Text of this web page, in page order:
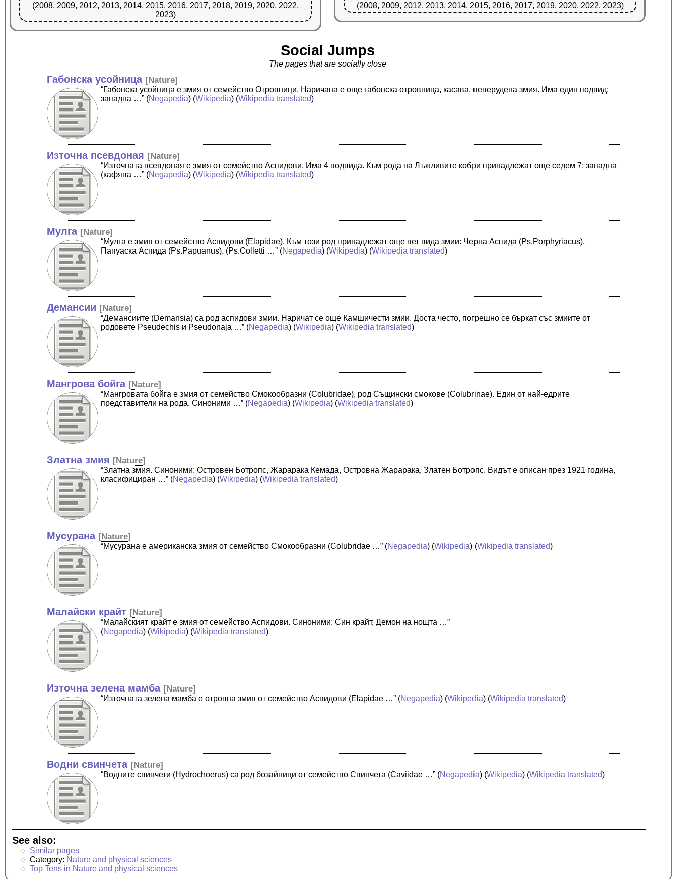
(2008, 2009, 2012, 2013, 2014, 2015, 2016, 2017, 2018, 2019, 2020, 2022,
2023)
(2008, 2009, 2012, 2013, 2014, 2015, 2016, 2017, 2019, 2020, 2022, 2023)
Social Jumps
The pages that are socially close
Габонска усойница [Nature]
“Габонска усойница е змия от семейство Отровници. Наричана е още габонска отровница, касава, пеперудена змия. Има един подвид:
западна …” (Negapedia) (Wikipedia) (Wikipedia translated)
Източна псевдоная [Nature]
“Източната псевдоная е змия от семейство Аспидови. Има 4 подвида. Към рода на Лъжливите кобри принадлежат още седем 7: западна
(кафява …” (Negapedia) (Wikipedia) (Wikipedia translated)
Мулга [Nature]
“Мулга е змия от семейство Аспидови (Elapidae). Към този род принадлежат още пет вида змии: Черна Аспида (Ps.Porphyriacus),
Папуаска Аспида (Ps.Papuanus), (Ps.Colletti …” (Negapedia) (Wikipedia) (Wikipedia translated)
Демансии [Nature]
“Демансиите (Demansia) са род аспидови змии. Наричат се още Камшичести змии. Доста често, погрешно се бъркат със змиите от
родовете Pseudechis и Pseudonaja …” (Negapedia) (Wikipedia) (Wikipedia translated)
Мангрова бойга [Nature]
“Мангровата бойга е змия от семейство Смокообразни (Colubridae), род Същински смокове (Colubrinae). Един от най-едрите
представители на рода. Синоними …” (Negapedia) (Wikipedia) (Wikipedia translated)
Златна змия [Nature]
“Златна змия. Синоними: Островен Ботропс, Жарарака Кемада, Островна Жарарака, Златен Ботропс. Видът е описан през 1921 година,
класифициран …” (Negapedia) (Wikipedia) (Wikipedia translated)
Мусурана [Nature]
“Мусурана е американска змия от семейство Смокообразни (Colubridae …” (Negapedia) (Wikipedia) (Wikipedia translated)
Малайски крайт [Nature]
“Малайският крайт е змия от семейство Аспидови. Синоними: Син крайт, Демон на нощта …”
(Negapedia) (Wikipedia) (Wikipedia translated)
Източна зелена мамба [Nature]
“Източната зелена мамба е отровна змия от семейство Аспидови (Elapidae …” (Negapedia) (Wikipedia) (Wikipedia translated)
Водни свинчета [Nature]
“Водните свинчети (Hydrochoerus) са род бозайници от семейство Свинчета (Caviidae …” (Negapedia) (Wikipedia) (Wikipedia translated)
See also:
Similar pages
Category: Nature and physical sciences
Top Tens in Nature and physical sciences